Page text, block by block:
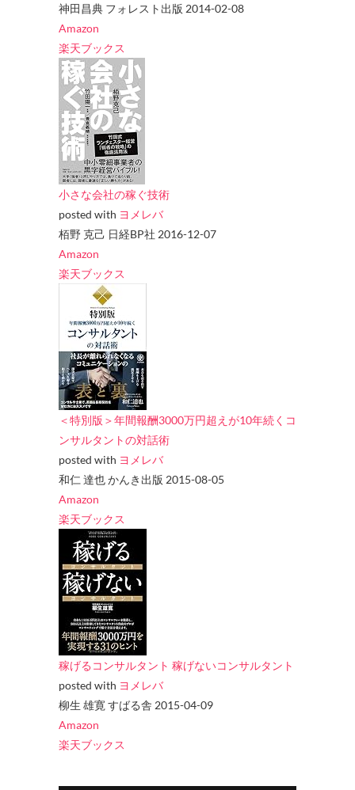
神田昌典 フォレスト出版 2014-02-08
Amazon
楽天ブックス
小さな会社の稼ぐ技術
posted with ヨメレバ
栢野 克己 日経BP社 2016-12-07
Amazon
楽天ブックス
＜特別版＞年間報酬3000万円超えが10年続くコ
ンサルタントの対話術
posted with ヨメレバ
和仁 達也 かんき出版 2015-08-05
Amazon
楽天ブックス
稼げるコンサルタント 稼げないコンサルタント
posted with ヨメレバ
柳生 雄寛 すばる舎 2015-04-09
Amazon
楽天ブックス